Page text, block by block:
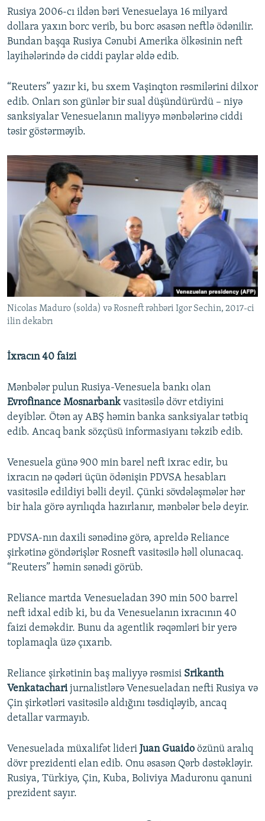
Rusiya 2006-cı ildən bəri Venesuelaya 16 milyard
dollara yaxın borc verib, bu borc əsasən neftlə ödənilir.
Bundan başqa Rusiya Cənubi Amerika ölkəsinin neft
layihələrində də ciddi paylar əldə edib.
“Reuters” yazır ki, bu sxem Vaşinqton rəsmilərini dilxor
edib. Onları son günlər bir sual düşündürürdü – niyə
sanksiyalar Venesuelanın maliyyə mənbələrinə ciddi
təsir göstərməyib.
Nicolas Maduro (solda) və Rosneft rəhbəri Igor Sechin, 2017-ci
ilin dekabrı
İxracın 40 faizi
Mənbələr pulun Rusiya-Venesuela bankı olan
Evrofinance Mosnarbankvasitəsilə dövr etdiyini
deyiblər. Ötən ay ABŞ həmin banka sanksiyalar tətbiq
edib. Ancaq bank sözçüsü informasiyanı təkzib edib.
Venesuela günə 900 min barel neft ixrac edir, bu
ixracın nə qədəri üçün ödənişin PDVSA hesabları
vasitəsilə edildiyi bəlli deyil. Çünki sövdələşmələr hər
bir hala görə ayrılıqda hazırlanır, mənbələr belə deyir.
PDVSA-nın daxili sənədinə görə, apreldə Reliance
şirkətinə göndərişlər Rosneft vasitəsilə həll olunacaq.
“Reuters” həmin sənədi görüb.
Reliance martda Venesueladan 390 min 500 barrel
neft idxal edib ki, bu da Venesuelanın ixracının 40
faizi deməkdir. Bunu da agentlik rəqəmləri bir yerə
toplamaqla üzə çıxarıb.
Reliance şirkətinin baş maliyyə rəsmisi Srikanth
Venkatacharijurnalistlərə Venesueladan nefti Rusiya və
Çin şirkətləri vasitəsilə aldığını təsdiqləyib, ancaq
detallar varmayıb.
Venesuelada müxalifət lideri Juan Guaido özünü aralıq
dövr prezidenti elan edib. Onu əsasən Qərb dəstəkləyir.
Rusiya, Türkiyə, Çin, Kuba, Boliviya Maduronu qanuni
prezident sayır.